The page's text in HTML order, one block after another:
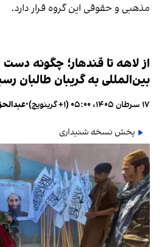
مذهبی و حقوقی این گروه قرار دارد.
از لاهه تا قندهار؛ چگونه دست
بین‌المللی به گریبان طالبان
۱۷ سرطان ۱۴۰۵، ۰۵:۰۰ (‎+۱ گرینویچ) •
پخش نسخه شنیداری